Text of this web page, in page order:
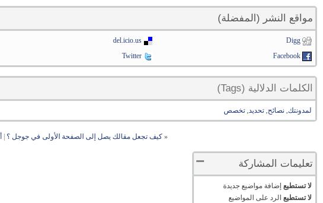
مواقع النشر (المفضلة)
Digg
del.icio.us
Facebook
Twitter
الكلمات الدلالية (Tags)
لمدونتك,نصائح,تحديد,تخصص
« كيف تجعل مقالك يصل إلى الصفحة الأولى في جوجل ؟
تعليمات المشاركة
لا تستطيع إضافة مواضيع جديدة
لا تستطيع الرد على المواضيع